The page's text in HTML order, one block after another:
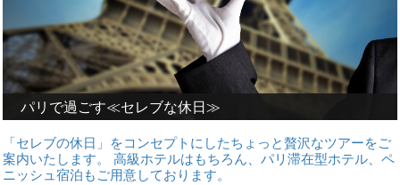
パリで過ごす≪セレブな休日≫
「セレブの休日」をコンセプトにしたちょっと贅沢なツアーをご
案内いたします。 高級ホテルはもちろん、パリ滞在型ホテル、ペ
ニッシュ宿泊もご用意しております。